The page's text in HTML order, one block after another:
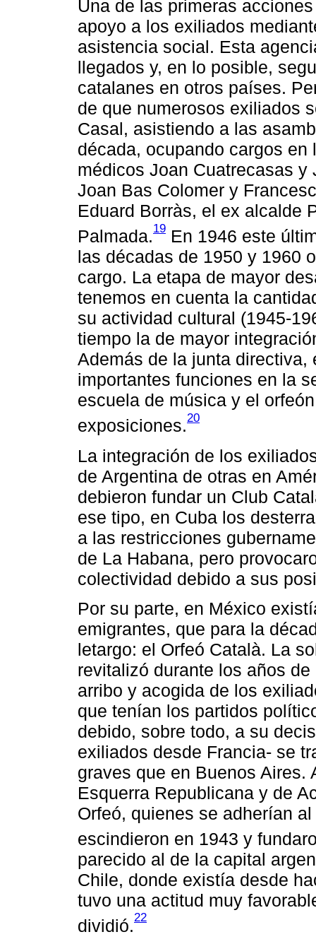
Una de las primeras
apoyo a los exiliados
asistencia social. Esta
llegados y, en lo posible,
catalanes en otros países.
de que numerosos exiliados
Casal, asistiendo a las
década, ocupando cargos
médicos Joan Cuatrecasas
Joan Bas Colomer y
Eduard Borràs, el ex alcalde
Palmada.19 En 1946 este
las décadas de 1950 y 1960
cargo. La etapa de mayor
tenemos en cuenta la
su actividad cultural (1945-
tiempo la de mayor
Además de la junta
importantes funciones en la
escuela de música y el
exposiciones.20
La integración de los
de Argentina de otras en
debieron fundar un Club
ese tipo, en Cuba los
a las restricciones
de La Habana, pero
colectividad debido a sus
Por su parte, en México
emigrantes, que para la
letargo: el Orfeó Català. La
revitalizó durante los años
arribo y acogida de los
que tenían los partidos
debido, sobre todo, a su
exiliados desde Francia- se
graves que en Buenos
Esquerra Republicana y de
Orfeó, quienes se adherían
escindieron en 1943 y
parecido al de la capital
Chile, donde existía desde
tuvo una actitud muy
dividió.22